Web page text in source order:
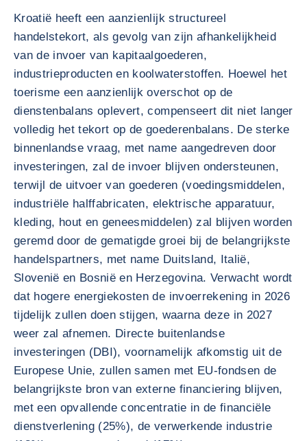
Kroatië heeft een aanzienlijk structureel
handelstekort, als gevolg van zijn afhankelijkheid
van de invoer van kapitaalgoederen,
industrieproducten en koolwaterstoffen. Hoewel het
toerisme een aanzienlijk overschot op de
dienstenbalans oplevert, compenseert dit niet langer
volledig het tekort op de goederenbalans. De sterke
binnenlandse vraag, met name aangedreven door
investeringen, zal de invoer blijven ondersteunen,
terwijl de uitvoer van goederen (voedingsmiddelen,
industriële halffabricaten, elektrische apparatuur,
kleding, hout en geneesmiddelen) zal blijven worden
geremd door de gematigde groei bij de belangrijkste
handelspartners, met name Duitsland, Italië,
Slovenië en Bosnië en Herzegovina. Verwacht wordt
dat hogere energiekosten de invoerrekening in 2026
tijdelijk zullen doen stijgen, waarna deze in 2027
weer zal afnemen. Directe buitenlandse
investeringen (DBI), voornamelijk afkomstig uit de
Europese Unie, zullen samen met EU-fondsen de
belangrijkste bron van externe financiering blijven,
met een opvallende concentratie in de financiële
dienstverlening (25%), de verwerkende industrie